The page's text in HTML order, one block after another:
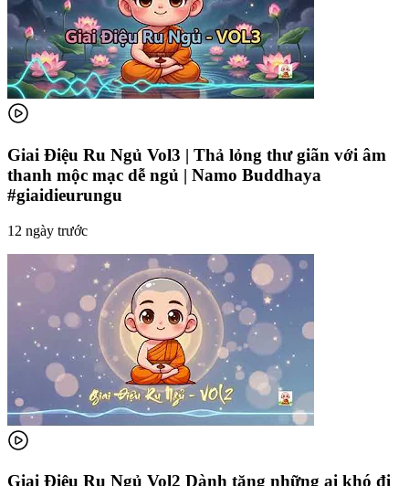
Giai Điệu Ru Ngủ Vol3 | Thả lỏng thư giãn với âm
thanh mộc mạc dễ ngủ | Namo Buddhaya
#giaidieurungu
12 ngày trước
Giai Điệu Ru Ngủ Vol2 Dành tặng những ai khó đi